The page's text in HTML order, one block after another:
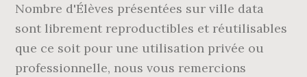
Nombre d'Élèves présentées sur ville data
sont librement reproductibles et réutilisables
que ce soit pour une utilisation privée ou
professionnelle, nous vous remercions